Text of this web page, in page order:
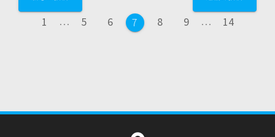
稿
ー
固1 …
固
5
固
6
固
7
固
8
固
9 …
固
14